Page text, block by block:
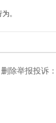
。
除举报投诉